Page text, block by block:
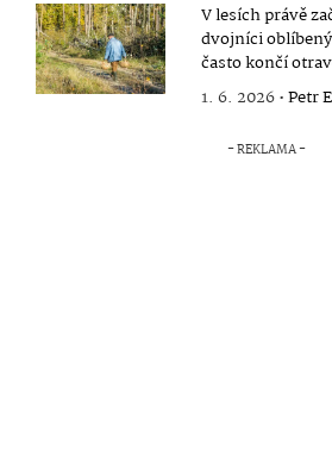
V lesích právě
dvojníci
často končí
1. 6. 2026 •Petr